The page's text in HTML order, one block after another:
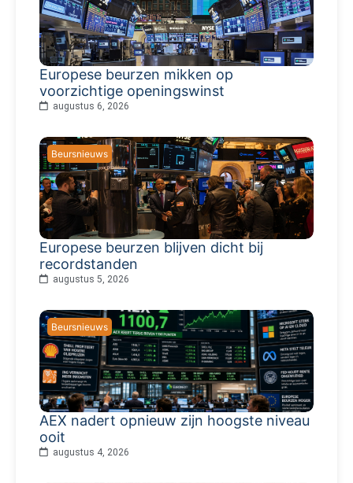
Europese beurzen mikken op
voorzichtige openingswinst
augustus 6, 2026
Beursnieuws
Europese beurzen blijven dicht bij
recordstanden
augustus 5, 2026
Beursnieuws
AEX nadert opnieuw zijn hoogste niveau
ooit
augustus 4, 2026